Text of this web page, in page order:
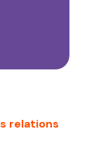
relations